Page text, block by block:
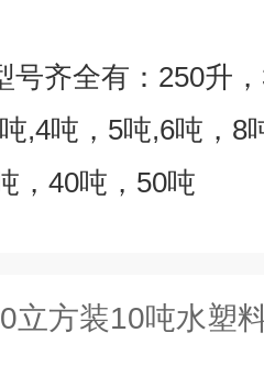
齐全有： 250升，
吨,4吨， 5吨,6吨， 8
， 40吨， 50吨
立方装10吨水塑